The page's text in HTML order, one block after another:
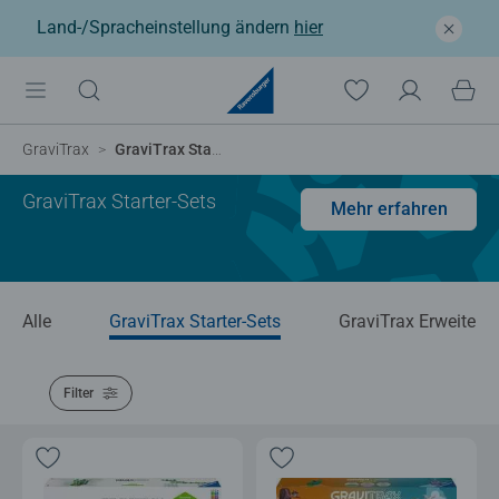
Land-/Spracheinstellung ändern hier
GraviTrax GraviTrax Starter-Set
GraviTrax Starter-Sets Mehr erfahren
Alle GraviTrax Starter-Sets GraviTrax
Filter